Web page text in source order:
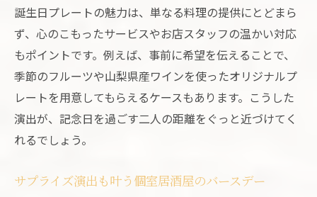
誕生日プレートの魅力は、単なる料理の提供にとどまら
ず、心のこもったサービスやお店スタッフの温かい対応
もポイントです。例えば、事前に希望を伝えることで、
季節のフルーツや山梨県産ワインを使ったオリジナルプ
レートを用意してもらえるケースもあります。こうした
演出が、記念日を過ごす二人の距離をぐっと近づけてく
れるでしょう。
サプライズ演出も叶う個室居酒屋のバースデー